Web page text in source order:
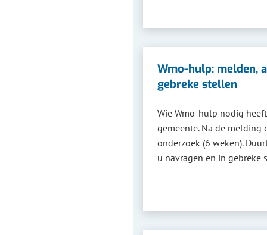
Wmo-hulp: melden,
gebreke stellen
Wie Wmo-hulp nodig
gemeente. Na de melding
onderzoek (6 weken).
u navragen en in gebreke